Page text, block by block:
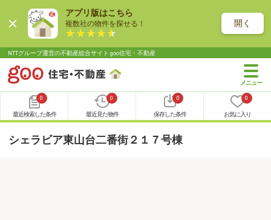
アプリ版はこちら
複数社の物件を探せる！ 開く
NTTグループ運営の不動産総合サイト goo住宅・不動産
0
最近検索した条件
0
最近見た物件
0
保存した条件
0
お気に入り
シェラビア東山台二番街２１７号棟